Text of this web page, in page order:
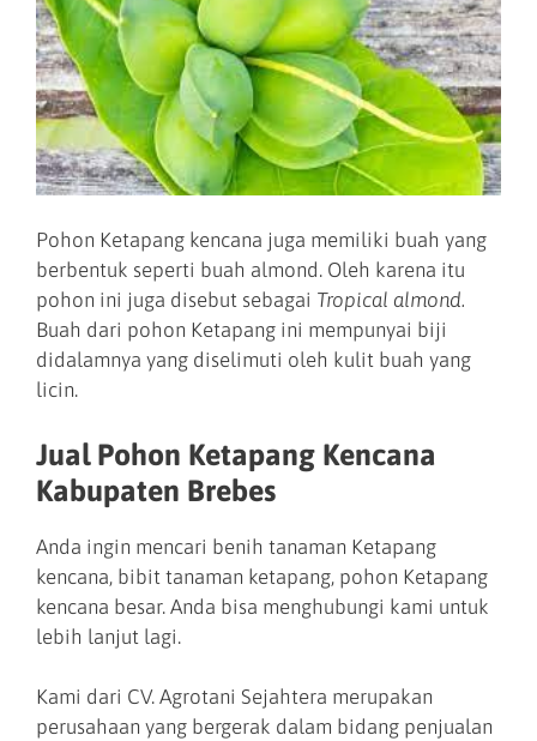
Pohon Ketapang kencana juga memiliki buah yang
berbentuk seperti buah almond. Oleh karena itu
pohon ini juga disebut sebagai Tropical almond.
Buah dari pohon Ketapang ini mempunyai biji
didalamnya yang diselimuti oleh kulit buah yang
licin.
Jual Pohon Ketapang Kencana
Kabupaten Brebes
Anda ingin mencari benih tanaman Ketapang
kencana, bibit tanaman ketapang, pohon Ketapang
kencana besar. Anda bisa menghubungi kami untuk
lebih lanjut lagi.
Kami dari CV. Agrotani Sejahtera merupakan
perusahaan yang bergerak dalam bidang penjualan